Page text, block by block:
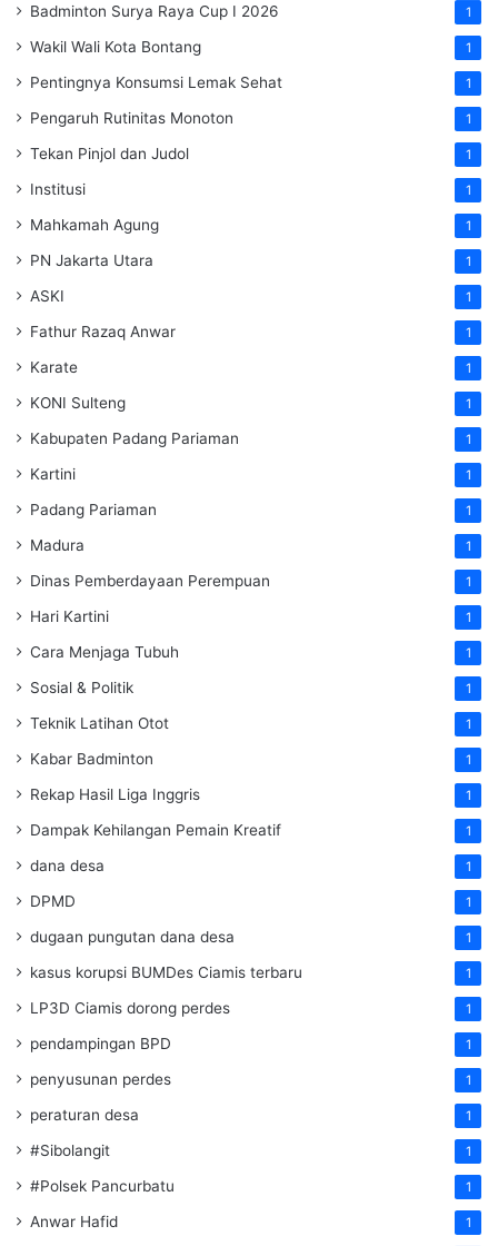
Badminton Surya Raya Cup I 2026 1
Wakil Wali Kota Bontang 1
Pentingnya Konsumsi Lemak Sehat 1
Pengaruh Rutinitas Monoton 1
Tekan Pinjol dan Judol 1
Institusi 1
Mahkamah Agung 1
PN Jakarta Utara 1
ASKI 1
Fathur Razaq Anwar 1
Karate 1
KONI Sulteng 1
Kabupaten Padang Pariaman 1
Kartini 1
Padang Pariaman 1
Madura 1
Dinas Pemberdayaan Perempuan 1
Hari Kartini 1
Cara Menjaga Tubuh 1
Sosial & Politik 1
Teknik Latihan Otot 1
Kabar Badminton 1
Rekap Hasil Liga Inggris 1
Dampak Kehilangan Pemain Kreatif 1
dana desa 1
DPMD 1
dugaan pungutan dana desa 1
kasus korupsi BUMDes Ciamis terbaru 1
LP3D Ciamis dorong perdes 1
pendampingan BPD 1
penyusunan perdes 1
peraturan desa 1
#Sibolangit 1
#Polsek Pancurbatu 1
Anwar Hafid 1